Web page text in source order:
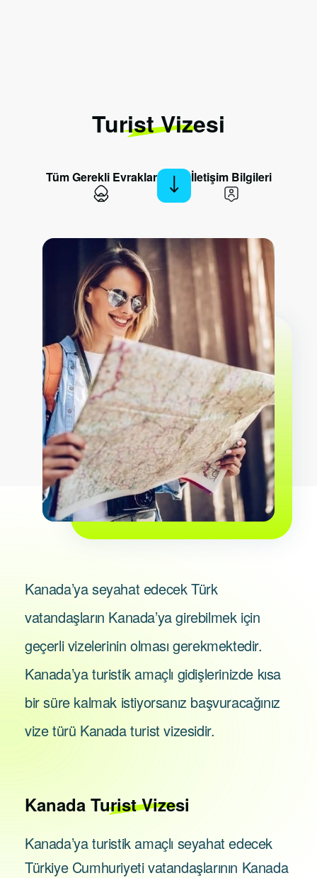
Turist Vizesi
Tüm Gerekli Evraklar İletişim Bilgileri
Kanada’ya seyahat edecek Türk
vatandaşların Kanada’ya girebilmek için
geçerli vizelerinin olması gerekmektedir.
Kanada’ya turistik amaçlı gidişlerinizde kısa
bir süre kalmak istiyorsanız başvuracağınız
vize türü Kanada turist vizesidir.
Kanada Turist Vizesi
Kanada’ya turistik amaçlı seyahat edecek
Türkiye Cumhuriyeti vatandaşlarının Kanada